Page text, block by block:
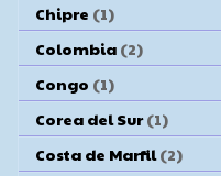
Chipre (1)
Colombia (2)
Congo (1)
Corea del Sur (1)
Costa de Marfil (2)